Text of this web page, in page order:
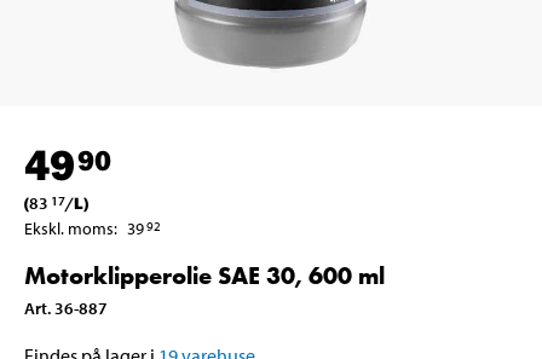
4990
(83 17/L)
Ekskl. moms: 3992
Motorklipperolie SAE 30, 600 ml
Art. 36-887